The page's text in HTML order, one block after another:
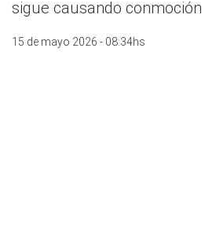
sigue causando conmoción
15 de mayo 2026 - 08:34hs